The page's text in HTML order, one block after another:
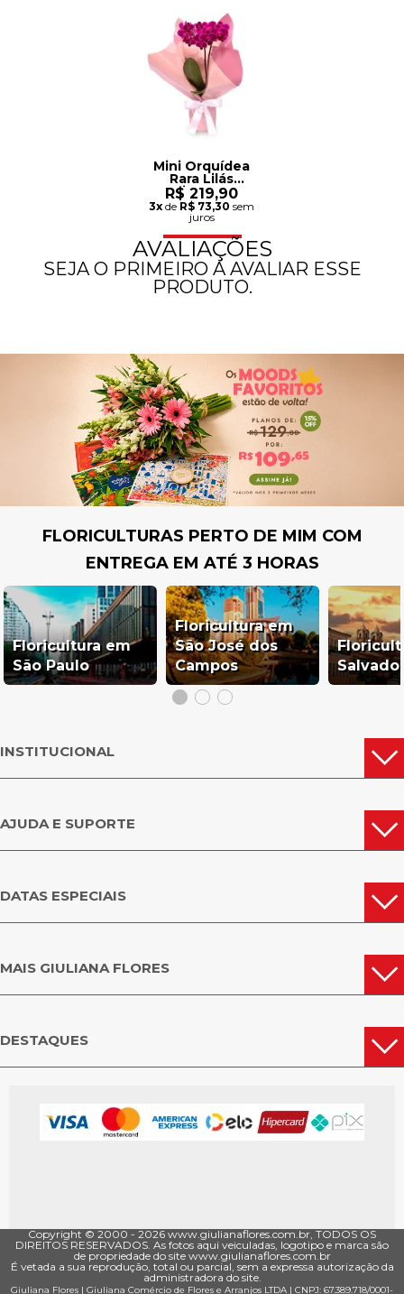
Mini Orquídea
Rara Lilás
Virtuosa
R$ 219,90
3xde R$ 73,30 sem
juros
AVALIAÇÕES
SEJA O PRIMEIRO A AVALIAR ESSE
PRODUTO.
FLORICULTURAS PERTO DE MIM COM
ENTREGA EM ATÉ 3 HORAS
Floricultura em
São Paulo
Floricultura em
São José dos
Campos
INSTITUCIONAL
AJUDA E SUPORTE
DATAS ESPECIAIS
MAIS GIULIANA FLORES
DESTAQUES
Copyright © 2000 - ­2026 www.giulianaflores.com.br, TODOS OS
DIREITOS RESERVADOS. As fotos aqui veiculadas, logotipo e marca são
de propriedade do site www.giulianaflores.com.br
É vetada a sua reprodução, total ou parcial, sem a expressa autorização da
administradora do site.
Giuliana Flores | Giuliana Comércio de Flores e Arranjos LTDA | CNPJ: 67.389.718/0001­